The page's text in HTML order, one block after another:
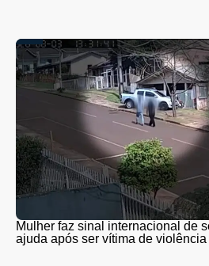
Mulher faz sinal internacional de
ajuda após ser vítima de